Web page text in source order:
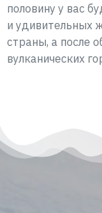
половину у вас
и удивительных
страны, а после
вулканических